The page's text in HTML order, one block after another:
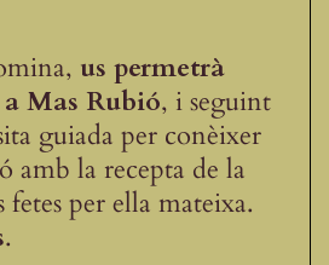
us permetrà
Mas Rubió, i seguint
guiada per conèixer
amb la recepta de la
per ella mateixa.
.